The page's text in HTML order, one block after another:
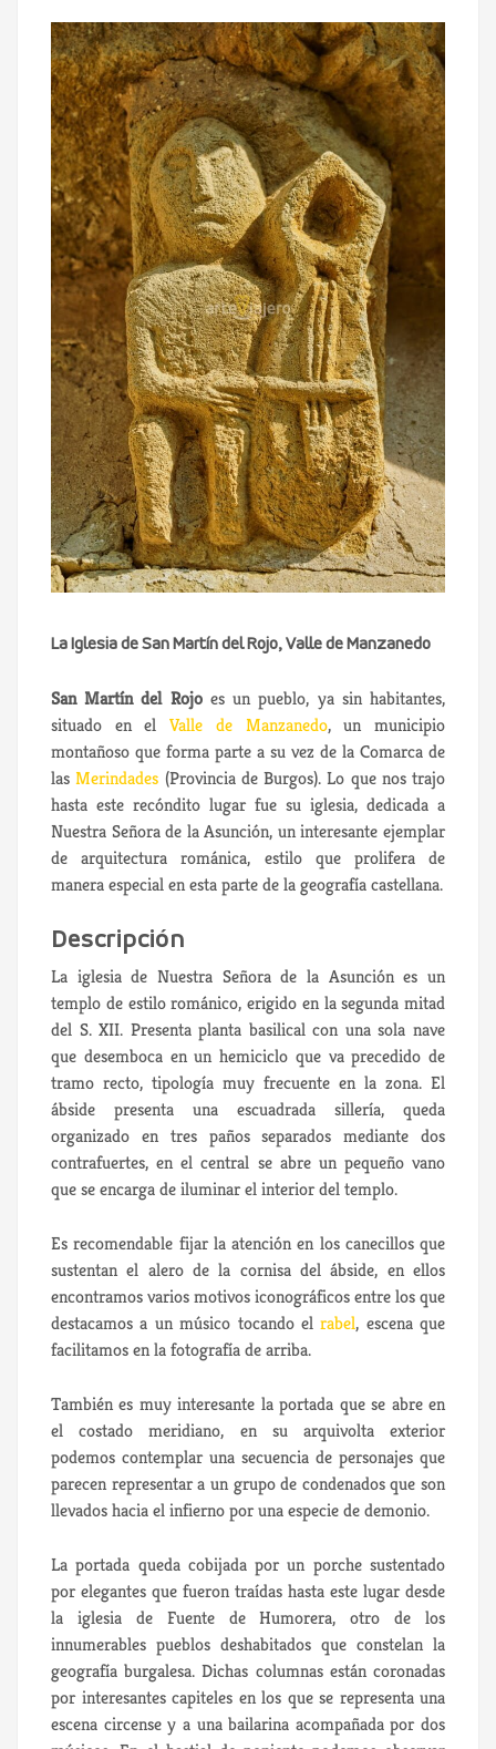
La Iglesia de San Martín del Rojo, Valle de Manzanedo
San Martín del Rojoes un pueblo, ya sin habitantes,
situado en elValle de Manzanedo, un municipio
montañoso que forma parte a su vez de la Comarca de
lasMerindades (Provincia de Burgos). Lo que nos trajo
hasta este recóndito lugar fue su iglesia, dedicada a
Nuestra Señora de la Asunción, un interesante ejemplar
de arquitectura románica, estilo que prolifera de
manera especial en esta parte de la geografía castellana.
Descripción
La iglesia de Nuestra Señora de la Asunción es un
templo de estilo románico, erigido en la segunda mitad
del S. XII. Presenta planta basilical con una sola nave
que desemboca en un hemiciclo que va precedido de
tramo recto, tipología muy frecuente en la zona. El
ábside presenta una escuadrada sillería, queda
organizado en tres paños separados mediante dos
contrafuertes, en el central se abre un pequeño vano
que se encarga de iluminar el interior del templo.
Es recomendable fijar la atención en los canecillos que
sustentan el alero de la cornisa del ábside, en ellos
encontramos varios motivos iconográficos entre los que
destacamos a un músico tocando elrabel, escena que
facilitamos en la fotografía de arriba.
También es muy interesante la portada que se abre en
el costado meridiano, en su arquivolta exterior
podemos contemplar una secuencia de personajes que
parecen representar a un grupo de condenados que son
llevados hacia el infierno por una especie de demonio.
La portada queda cobijada por un porche sustentado
por elegantes que fueron traídas hasta este lugar desde
la iglesia de Fuente de Humorera, otro de los
innumerables pueblos deshabitados que constelan la
geografía burgalesa. Dichas columnas están coronadas
por interesantes capiteles en los que se representa una
escena circense y a una bailarina acompañada por dos